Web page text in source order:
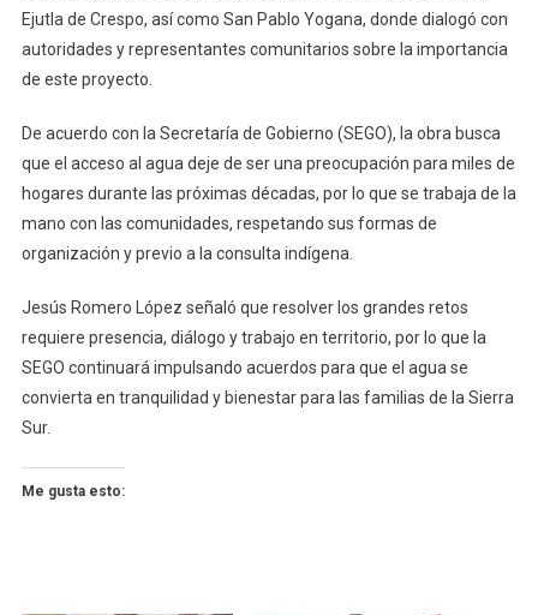
Ejutla de Crespo, así como San Pablo Yogana, donde dialogó con
autoridades y representantes comunitarios sobre la importancia
de este proyecto.
De acuerdo con la Secretaría de Gobierno (SEGO), la obra busca
que el acceso al agua deje de ser una preocupación para miles de
hogares durante las próximas décadas, por lo que se trabaja de la
mano con las comunidades, respetando sus formas de
organización y previo a la consulta indígena.
Jesús Romero López señaló que resolver los grandes retos
requiere presencia, diálogo y trabajo en territorio, por lo que la
SEGO continuará impulsando acuerdos para que el agua se
convierta en tranquilidad y bienestar para las familias de la Sierra
Sur.
Me gusta esto: